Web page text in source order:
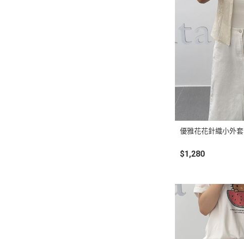
優雅花花針織小外套
$1,280